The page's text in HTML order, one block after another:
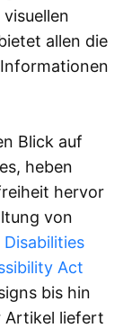
allen die
Blick auf
heben
hervor
von
Act
bis hin
Artikel liefert